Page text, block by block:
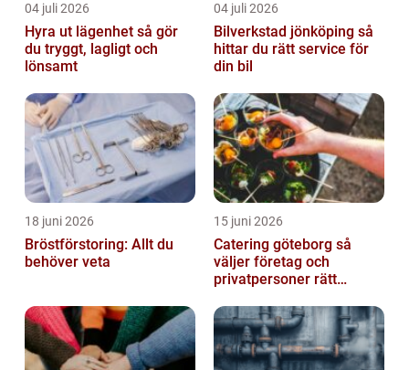
04 juli 2026
Hyra ut lägenhet så gör
du tryggt, lagligt och
lönsamt
04 juli 2026
Bilverkstad jönköping så
hittar du rätt service för
din bil
18 juni 2026
Bröstförstoring: Allt du
behöver veta
15 juni 2026
Catering göteborg så
väljer företag och
privatpersoner rätt